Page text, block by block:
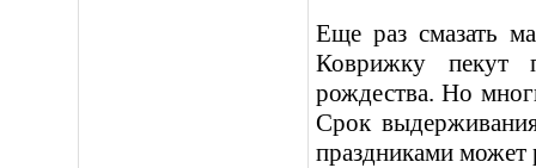
Еще раз смазать
Коврижку пекут
рождества. Но
Срок
праздниками может